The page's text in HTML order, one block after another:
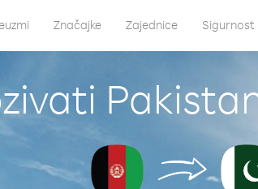
Značajke Zajednice Sigurnost